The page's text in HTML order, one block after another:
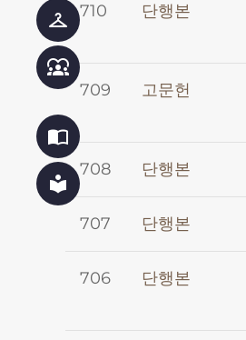
checkroom
diversity_1
import_contacts
local_library
710 단행본
709 고문헌
708 단행본
707 단행본
706 단행본